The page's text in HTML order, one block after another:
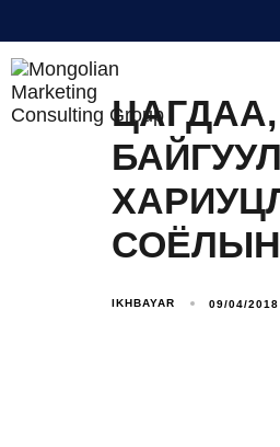
СОЁЛЫН
IKHBAYAR 09/04/2018